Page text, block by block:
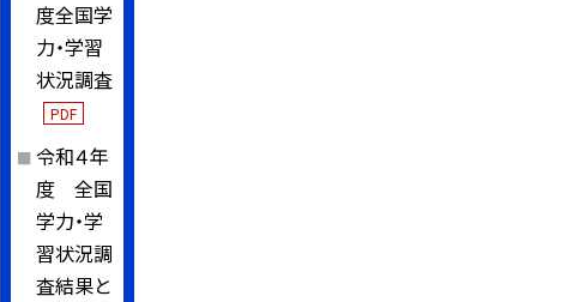
度全国学
力・学習
状況調査
PDF
令和４年
度 全国
学力・学
習状況調
査結果と